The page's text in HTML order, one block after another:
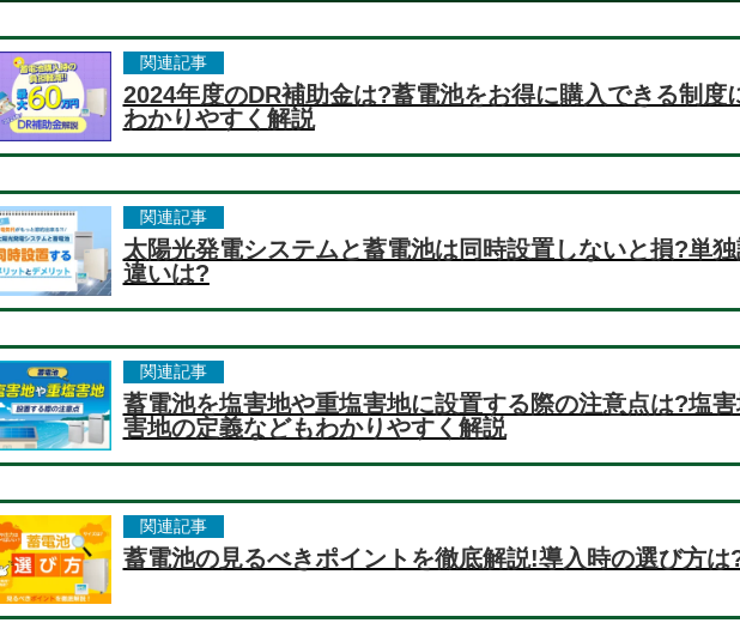
関連記事
2024年度のDR補助金は?蓄電池をお得に購入できる制度
わかりやすく解説
関連記事
太陽光発電システムと蓄電池は同時設置しないと損?単
違いは?
関連記事
蓄電池を塩害地や重塩害地に設置する際の注意点は?塩
害地の定義などもわかりやすく解説
関連記事
蓄電池の見るべきポイントを徹底解説!導入時の選び方は